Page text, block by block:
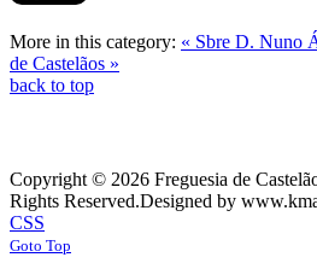
More in this category: « Sbre D. Nuno
de Castelãos »
back to top
Copyright © 2026 Freguesia de
Rights Reserved.Designed by
CSS
Goto Top